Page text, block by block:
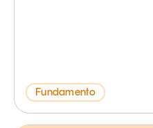
Fundamento